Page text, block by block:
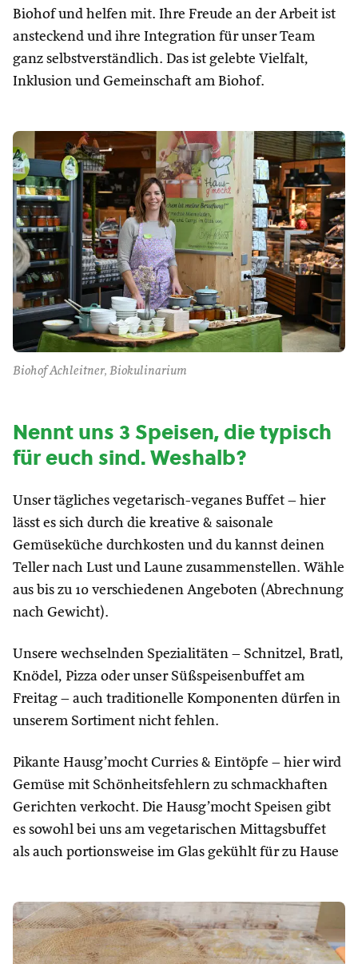
Biohof und helfen mit. Ihre Freude an der Arbeit ist
ansteckend und ihre Integration für unser Team
ganz selbstverständlich. Das ist gelebte Vielfalt,
Inklusion und Gemeinschaft am Biohof.
Biohof Achleitner, Biokulinarium
Nennt uns 3 Speisen, die typisch
für euch sind. Weshalb?
Unser tägliches vegetarisch-veganes Buffet – hier
lässt es sich durch die kreative & saisonale
Gemüseküche durchkosten und du kannst deinen
Teller nach Lust und Laune zusammenstellen. Wähle
aus bis zu 10 verschiedenen Angeboten (Abrechnung
nach Gewicht).
Unsere wechselnden Spezialitäten – Schnitzel, Bratl,
Knödel, Pizza oder unser Süßspeisenbuffet am
Freitag – auch traditionelle Komponenten dürfen in
unserem Sortiment nicht fehlen.
Pikante Hausg’mocht Curries & Eintöpfe – hier wird
Gemüse mit Schönheitsfehlern zu schmackhaften
Gerichten verkocht. Die Hausg’mocht Speisen gibt
es sowohl bei uns am vegetarischen Mittagsbuffet
als auch portionsweise im Glas gekühlt für zu Hause